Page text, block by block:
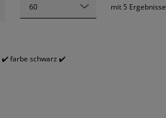
60 mit 5 Ergebnisse
farbe schwarz ✔️